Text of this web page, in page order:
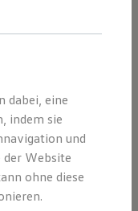
dabei, eine
indem sie
und
der Website
ohne diese